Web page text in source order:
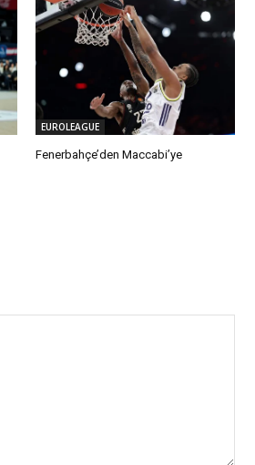
EUROLEAGUE
Fenerbahçe’den Maccabi’ye